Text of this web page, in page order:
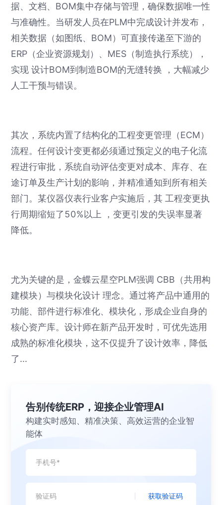
据、文档、BOM集中存储与管理，确保数据唯一性
与准确性。当研发人员在PLM中完成设计并发布，
相关数据（如图纸、BOM）可直接传递至下游的
ERP（企业资源规划）、MES（制造执行系统），
实现 设计BOM到制造BOM的无缝转换 ，大幅减少
人工干预与错误。
其次，系统内置了结构化的工程变更管理（ECM）
流程。任何设计变更都必须通过预定义的电子化流
程进行审批，系统自动评估变更对成本、库存、在
途订单及生产计划的影响，并精准通知到所有相关
部门。某仪器仪表行业客户实施后，其 工程变更执
行周期缩短了50%以上 ，变更引发的失误率显著
降低。
尤为关键的是，金蝶云星空PLM强调 CBB（共用构
建模块）与模块化设计 理念。通过将产品中通用的
功能、部件进行标准化、模块化，形成企业自身的
核心资产库。设计师在新产品开发时，可优先选用
成熟的标准化模块，这不仅提升了设计效率，降低
了...
告别传统ERP，迎接企业管理AI
构建实时感知、精准决策、高效运营的企业智
能体
获取验证码